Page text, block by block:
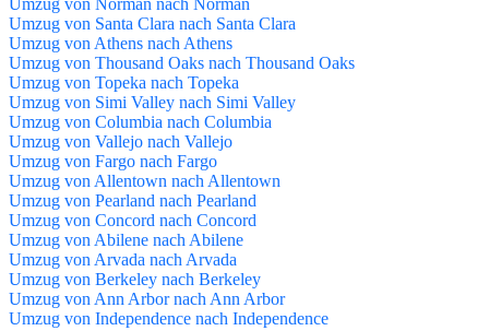
Umzug von Santa Clara nach Santa Clara
Umzug von Athens nach Athens
Umzug von Thousand Oaks nach Thousand Oaks
Umzug von Topeka nach Topeka
Umzug von Simi Valley nach Simi Valley
Umzug von Columbia nach Columbia
Umzug von Vallejo nach Vallejo
Umzug von Fargo nach Fargo
Umzug von Allentown nach Allentown
Umzug von Pearland nach Pearland
Umzug von Concord nach Concord
Umzug von Abilene nach Abilene
Umzug von Arvada nach Arvada
Umzug von Berkeley nach Berkeley
Umzug von Ann Arbor nach Ann Arbor
Umzug von Independence nach Independence